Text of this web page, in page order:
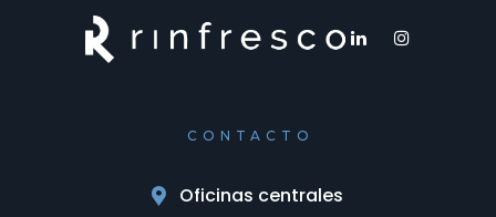
CONTACTO
Oficinas centrales